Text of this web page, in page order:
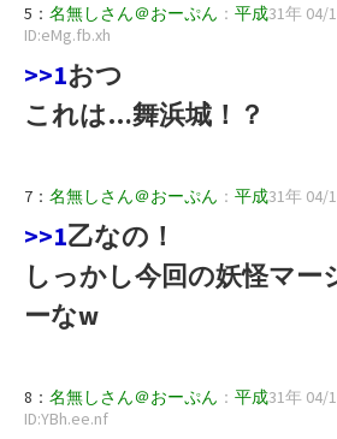
5： 名無しさん＠おーぷん ： 平成31年 04/
ID:eMg.fb.xh
>>1おつ
これは…舞浜城！？
7： 名無しさん＠おーぷん ： 平成31年 04/
>>1乙なの！
しっかし今回の妖怪マー
ーなw
8： 名無しさん＠おーぷん ： 平成31年 04/
ID:YBh.ee.nf